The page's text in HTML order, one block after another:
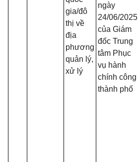
gia/đô
thị về
địa
phương
quản lý,
xử lý
ngày
24/06/2025
của Giám
đốc Trung
tâm Phục
vụ hành
chính công
thành phố